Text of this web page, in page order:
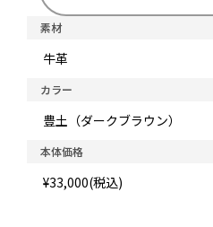
素材
牛革
カラー
豊土（ダークブラウン）
本体価格
¥33,000(税込)